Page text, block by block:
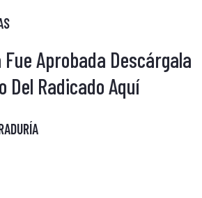
Aprobada Descárgala
Del Radicado Aquí